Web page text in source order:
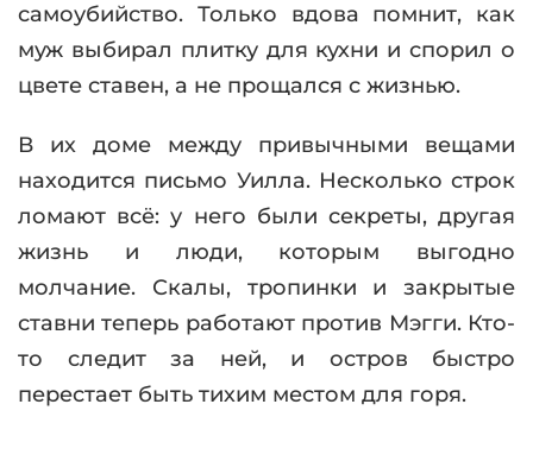
самоубийство. Только вдова помнит, как
муж выбирал плитку для кухни и спорил о
цвете ставен, а не прощался с жизнью.
В их доме между привычными вещами
находится письмо Уилла. Несколько строк
ломают всё: у него были секреты, другая
жизнь и люди, которым выгодно
молчание. Скалы, тропинки и закрытые
ставни теперь работают против Мэгги. Кто-
то следит за ней, и остров быстро
перестает быть тихим местом для горя.